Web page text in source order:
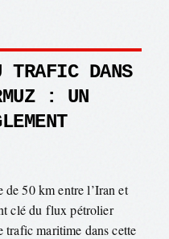
TRAFIC DANS
: UN
de 50 km entre l’Iran et
clé du flux pétrolier
maritime dans cette